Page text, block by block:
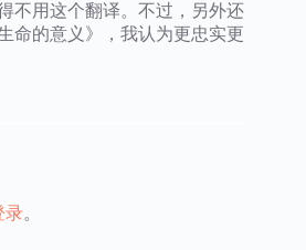
不用这个翻译。不过，另外还
命的意义》，我认为更忠实更
录。